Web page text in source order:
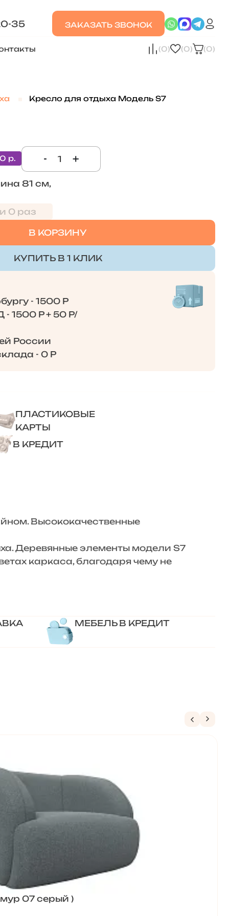
35 ЗАКАЗАТЬ ЗВОНОК
(0) (0) (0)
Кресло для отдыха Модель S7
р. - +
81 см,
0 раз
В КОРЗИНУ
КУПИТЬ В 1 КЛИК
- 1500 Р
1500 Р + 50 Р/
России
- 0 Р
ПЛАСТИКОВЫЕ
КАРТЫ
В КРЕДИТ
Высококачественные
Деревянные элементы модели S7
каркаса, благодаря чему не
МЕБЕЛЬ В КРЕДИТ
07 серый )